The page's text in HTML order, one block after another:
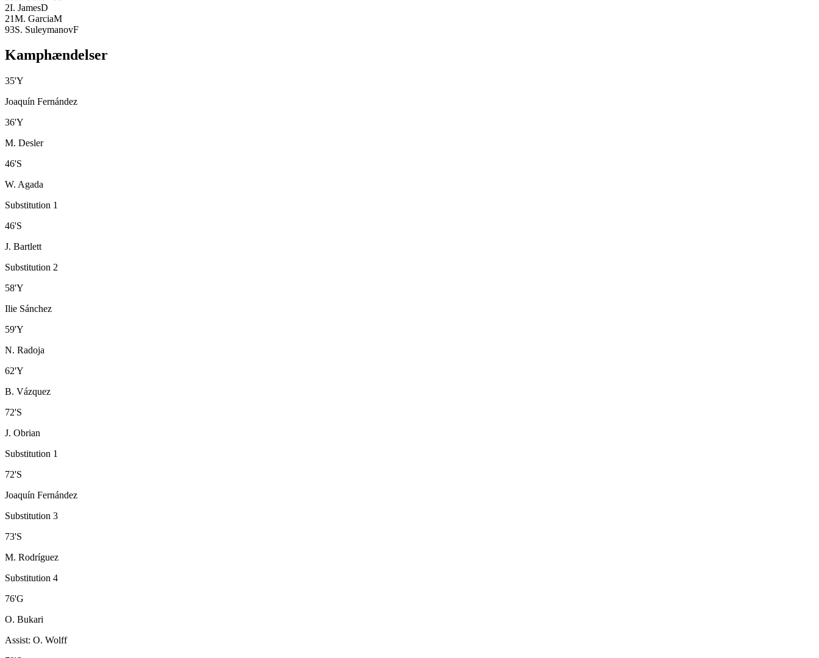
2I. JamesD
21M. GarciaM
93S. SuleymanovF
Kamphændelser
35'Y
Joaquín Fernández
36'Y
M. Desler
46'S
W. Agada
Substitution 1
46'S
J. Bartlett
Substitution 2
58'Y
Ilie Sánchez
59'Y
N. Radoja
62'Y
B. Vázquez
72'S
J. Obrian
Substitution 1
72'S
Joaquín Fernández
Substitution 3
73'S
M. Rodríguez
Substitution 4
76'G
O. Bukari
Assist: O. Wolff